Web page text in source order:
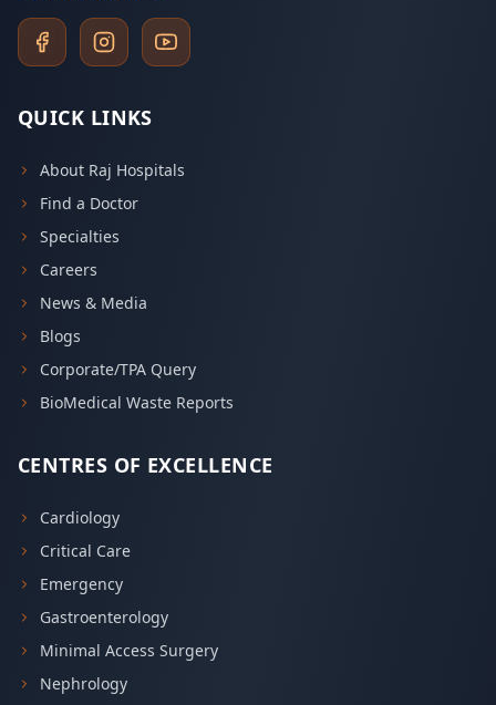
QUICK LINKS
About Raj Hospitals
Find a Doctor
Specialties
Careers
News & Media
Blogs
Corporate/TPA Query
BioMedical Waste Reports
CENTRES OF EXCELLENCE
Cardiology
Critical Care
Emergency
Gastroenterology
Minimal Access Surgery
Nephrology